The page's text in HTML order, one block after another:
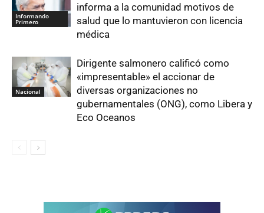
Informando
Primero
informa a la comunidad motivos de
salud que lo mantuvieron con licencia
médica
Nacional
Dirigente salmonero calificó como
«impresentable» el accionar de
diversas organizaciones no
gubernamentales (ONG), como Libera y
Eco Oceanos